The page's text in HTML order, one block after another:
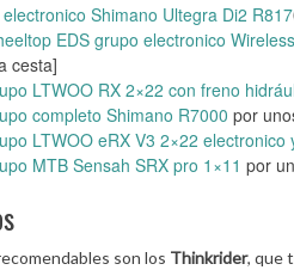
electronico Shimano Ultegra Di2 R817
EDS grupo electronico
cesta]
LTWOO RX 2×22 con freno
completo Shimano R7000 por
LTWOO eRX V3 2×22 electronico
MTB Sensah SRX pro 1×11 por
son los Thinkrider, que